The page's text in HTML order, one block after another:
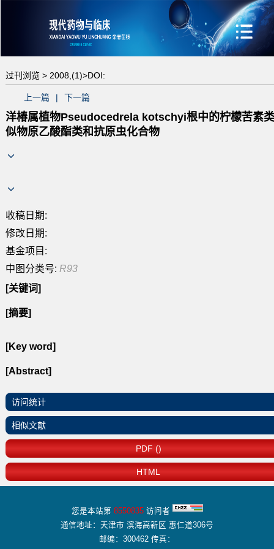
过刊浏览 > 2008,(1)>DOI:
上一篇 | 下一篇
洋椿属植物Pseudocedrela kotschyi根中的柠檬苦素类
似物原乙酸酯类和抗原虫化合物
收稿日期:
修改日期:
基金项目:
中图分类号: R93
[关键词]
[摘要]
[Key word]
[Abstract]
访问统计
相似文献
PDF ()
HTML
您是本站第 8550835访问者
通信地址：天津市 滨海高新区 惠仁道306号
邮编：300462 传真：